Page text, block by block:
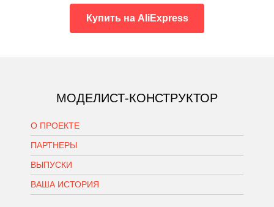
Купить на AliExpress
МОДЕЛИСТ-КОНСТРУКТОР
О ПРОЕКТЕ
ПАРТНЕРЫ
ВЫПУСКИ
ВАША ИСТОРИЯ